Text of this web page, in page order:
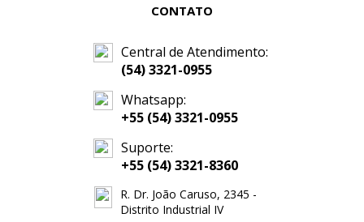
CONTATO
Central de Atendimento:
(54) 3321-0955
Whatsapp:
+55 (54) 3321-0955
Suporte:
+55 (54) 3321-8360
R. Dr. João Caruso, 2345 -
Distrito Industrial IV